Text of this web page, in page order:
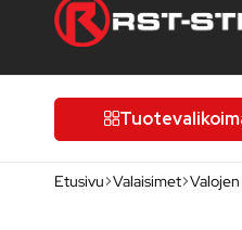
laatutietoiselle
autoilijalle
Etusivu Valaisimet